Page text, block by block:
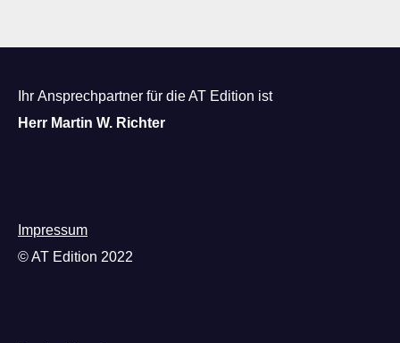
Ihr Ansprechpartner für die AT Edition ist
Herr Martin W. Richter
Impressum
© AT Edition 2022